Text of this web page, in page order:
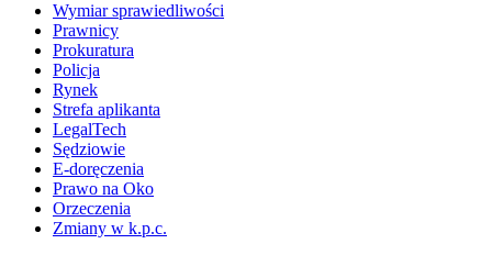
Wymiar sprawiedliwości
Prawnicy
Prokuratura
Policja
Rynek
Strefa aplikanta
LegalTech
Sędziowie
E-doręczenia
Prawo na Oko
Orzeczenia
Zmiany w k.p.c.